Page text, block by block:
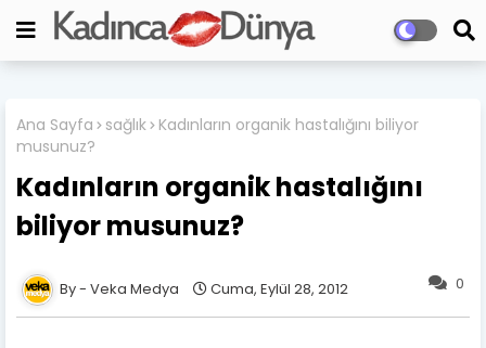
Ana Sayfa sağlık Kadınların organik hastalığını biliyor
musunuz?
Kadınların organik hastalığını
biliyor musunuz?
0
Veka Medya Cuma, Eylül 28, 2012